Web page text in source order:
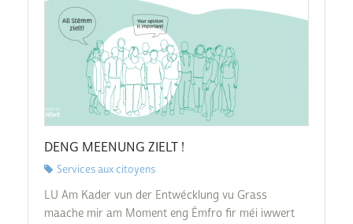
DENG MEENUNG ZIELT !
Services aux citoyens
LU Am Kader vun der Entwécklung vu Grass
maache mir am Moment eng Ëmfro fir méi iwwert